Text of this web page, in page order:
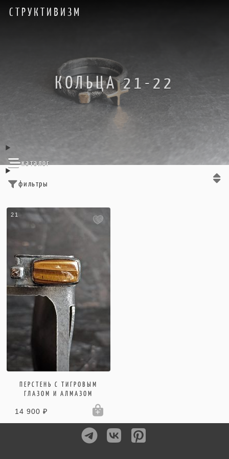
СТРУКТИВИЗМ
КОЛЬЦА 21-22
каталог
фильтры
21
ПЕРСТЕНЬ С ТИГРОВЫМ
ГЛАЗОМ И АЛМАЗОМ
14 900 ₽